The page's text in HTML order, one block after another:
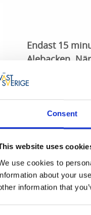
Consent
website uses
use cookies to
about your
information that
Endast 15
Alebacken.
Backar för
några timmar i
välkommen att